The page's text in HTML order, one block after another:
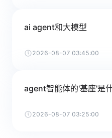
ai agent和大模型
2026-08-07 03:45:00
agent智能体的'基座'是
2026-08-07 03:25:00